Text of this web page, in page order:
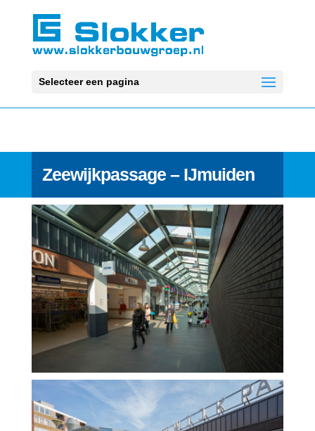
Selecteer een pagina
Zeewijkpassage – IJmuiden